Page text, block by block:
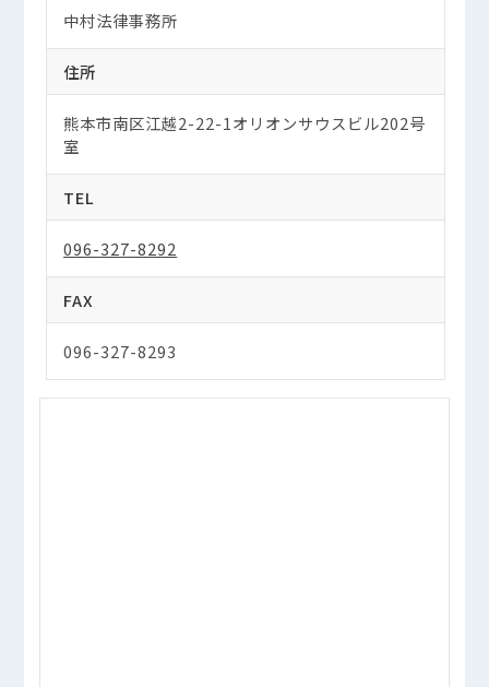
中村法律事務所
住所
熊本市南区江越2-22-1オリオンサウスビル202号
室
TEL
096-327-8292
FAX
096-327-8293